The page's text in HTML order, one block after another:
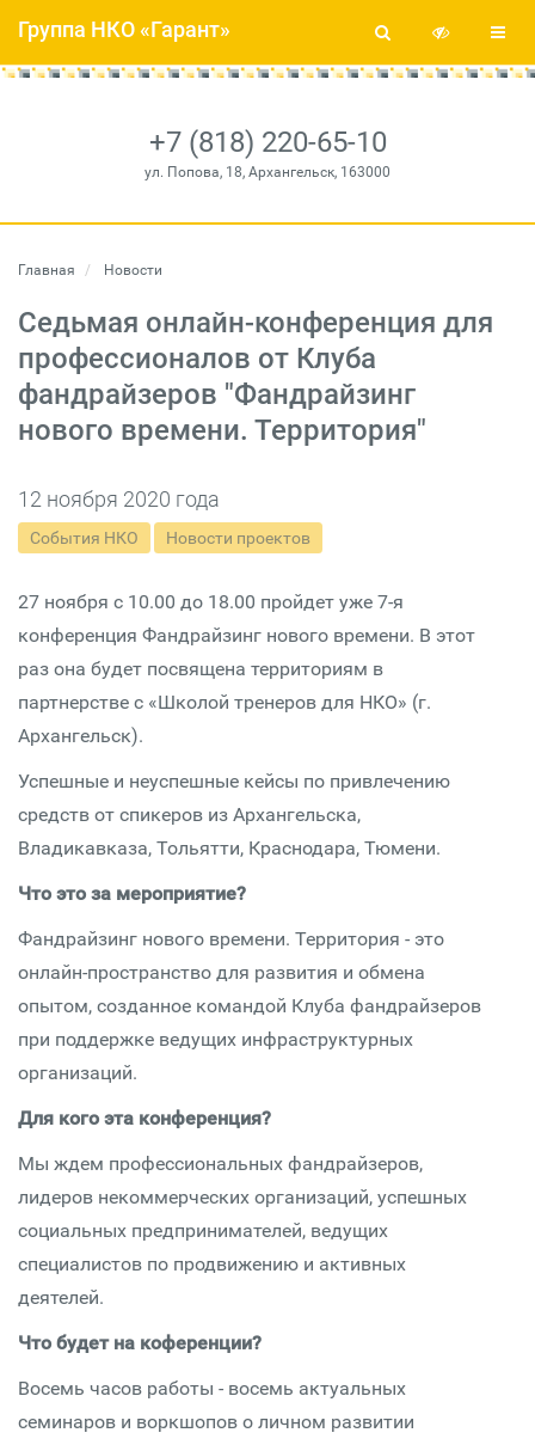
+7 (818) 220-65-10
ул. Попова, 18, Архангельск, 163000
Группа НКО «Гарант»
Главная Новости
Седьмая онлайн-конференция для
профессионалов от Клуба
фандрайзеров "Фандрайзинг
нового времени. Территория"
12 ноября 2020 года
События НКО Новости проектов
27 ноября с 10.00 до 18.00 пройдет уже 7-я
конференция Фандрайзинг нового времени. В этот
раз она будет посвящена территориям в
партнерстве с «Школой тренеров для НКО» (г.
Архангельск).
Успешные и неуспешные кейсы по привлечению
средств от спикеров из Архангельска,
Владикавказа, Тольятти, Краснодара, Тюмени.
Что это за мероприятие?
Фандрайзинг нового времени. Территория - это
онлайн-пространство для развития и обмена
опытом, созданное командой Клуба фандрайзеров
при поддержке ведущих инфраструктурных
организаций.
Для кого эта конференция?
Мы ждем профессиональных фандрайзеров,
лидеров некоммерческих организаций, успешных
социальных предпринимателей, ведущих
специалистов по продвижению и активных
деятелей.
Что будет на коференции?
Восемь часов работы - восемь актуальных
семинаров и воркшопов о личном развитии